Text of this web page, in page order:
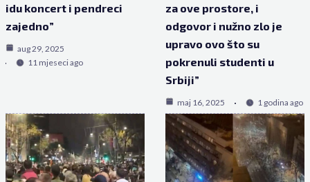
idu koncert i pendreci
zajedno”
aug 29, 2025
11 mjeseci ago
za ove prostore, i
odgovor i nužno zlo je
upravo ovo što su
pokrenuli studenti u
Srbiji”
maj 16, 2025 1 godina ago